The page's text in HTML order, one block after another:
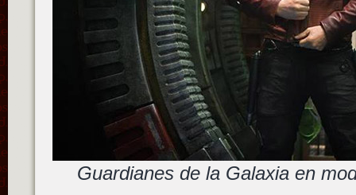
Guardianes de la Galaxia en